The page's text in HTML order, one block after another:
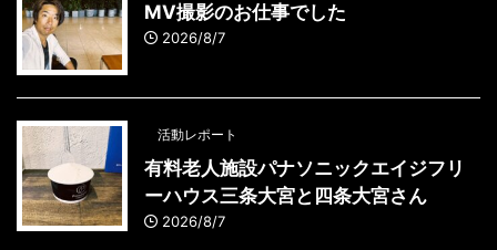
MV撮影のお仕事でした
2026/8/7
活動レポート
有料老人施設パナソニックエイジフリ
ーハウス三条大宮と四条大宮さん
2026/8/7